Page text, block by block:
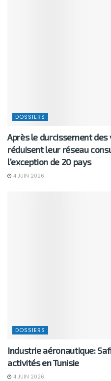
DOSSIERS
Après le durcissement des
réduisent leur réseau
l’exception de 20 pays
4 JUIN 2026
DOSSIERS
Industrie aéronautique:
activités en Tunisie
4 JUIN 2026